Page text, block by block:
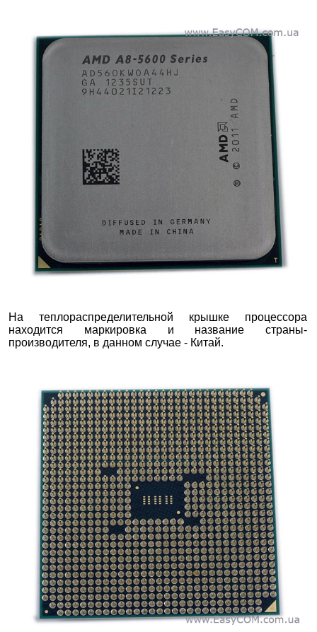
На теплораспределительной крышке процессора
находится маркировка и название страны-
производителя, в данном случае - Китай.